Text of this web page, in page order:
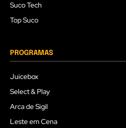
Suco Tech
Top Suco
PROGRAMAS
Juicebox
Select & Play
Arca de Sigil
Leste em Cena